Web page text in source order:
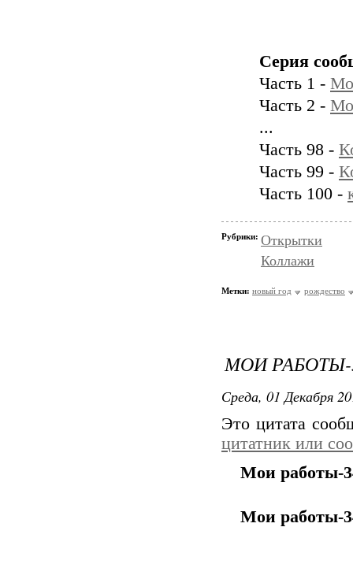
Серия
Часть 1 -
Часть 2 -
...
Часть 98 -
Часть 99 -
Часть 100 -
Рубрики: Открытки
Коллажи
Метки: новый год рождество
МОИ РАБОТЫ-
Среда, 01 Декабря
Это цитата
цитатник или
Мои работы-
Мои работы-